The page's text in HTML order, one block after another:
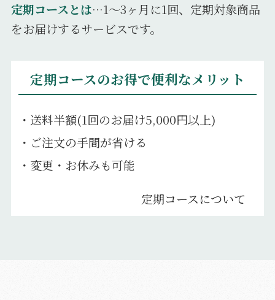
定期コースとは…1～3ヶ月に1回、定期対象商品
をお届けするサービスです。
定期コースのお得で便利なメリット
・送料半額(1回のお届け5,000円以上)
・ご注文の手間が省ける
・変更・お休みも可能
定期コースについて